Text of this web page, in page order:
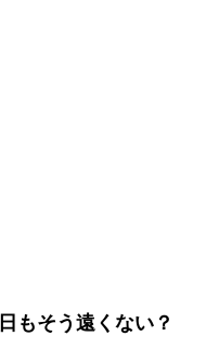
もそう遠くない？